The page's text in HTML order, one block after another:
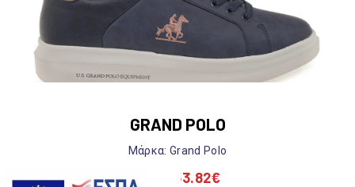
GRAND POLO
Mάρκα: Grand Polo
69.00 53.82€